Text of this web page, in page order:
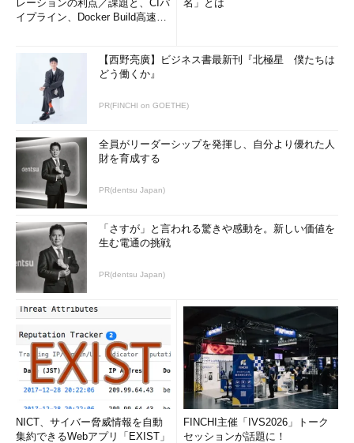
これで、通常のハードディスクと同様、VHDファイルの中のデ
入れずにマウントしておけば、VHDファイルにデータなどを書き
込むことも可能だ。
マウントしたVHDファイルをアンマウント（切断）するには、
［ディスクの管理］ツールのVHDファイル（ディスク1など）を
右クリックし、メニューから［VHDの切断］を選択すればよい。
［仮想ハードディスクの切断］ダイアログが開くので、［ディス
クの削除後に仮想ハードディスクファイルを削除する］のチェッ
クが外れていることを確認して、［OK］ボタンをクリックす
しまうので注意が必要だ。
［ディスクの管理］ツールでVHDファイルをアン
マウントする
VHDファイルをアンマウントするには、VHDファ
レーションの利点／課題と、CIパ
イプライン、Docker Build高速化
名」とは
【西野亮廣】ビジネス書最新刊『北極星 僕たちは
どう働くか』
PR(FINCHI on GOETHE)
全員がリーダーシップを発揮し、自分より優れた人
財を育成する
PR(dentsu Japan)
「さすが」と言われる驚きや感動を。新しい価値を
生む電通の挑戦
PR(dentsu Japan)
NICT、サイバー脅威情報を自動
集約できるWebアプリ「EXIST」
FINCHI主催「IVS2026」トーク
セッションが話題に！